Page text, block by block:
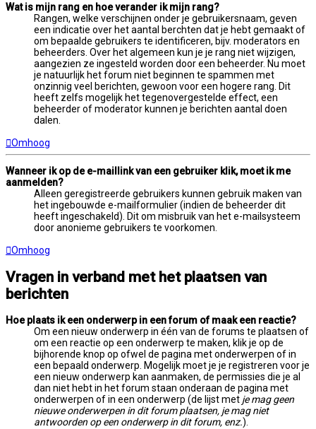
Wat is mijn rang en hoe verander ik mijn rang?
Rangen, welke verschijnen onder je gebruikersnaam, geven
een indicatie over het aantal berchten dat je hebt gemaakt of
om bepaalde gebruikers te identificeren, bijv. moderators en
beheerders. Over het algemeen kun je je rang niet wijzigen,
aangezien ze ingesteld worden door een beheerder. Nu moet
je natuurlijk het forum niet beginnen te spammen met
onzinnig veel berichten, gewoon voor een hogere rang. Dit
heeft zelfs mogelijk het tegenovergestelde effect, een
beheerder of moderator kunnen je berichten aantal doen
dalen.
Omhoog
Wanneer ik op de e-maillink van een gebruiker klik, moet ik me
aanmelden?
Alleen geregistreerde gebruikers kunnen gebruik maken van
het ingebouwde e-mailformulier (indien de beheerder dit
heeft ingeschakeld). Dit om misbruik van het e-mailsysteem
door anonieme gebruikers te voorkomen.
Omhoog
Vragen in verband met het plaatsen van
berichten
Hoe plaats ik een onderwerp in een forum of maak een reactie?
Om een nieuw onderwerp in één van de forums te plaatsen of
om een reactie op een onderwerp te maken, klik je op de
bijhorende knop op ofwel de pagina met onderwerpen of in
een bepaald onderwerp. Mogelijk moet je je registreren voor je
een nieuw onderwerp kan aanmaken, de permissies die je al
dan niet hebt in het forum staan onderaan de pagina met
onderwerpen of in een onderwerp (de lijst met je mag geen
nieuwe onderwerpen in dit forum plaatsen, je mag niet
antwoorden op een onderwerp in dit forum, enz.).